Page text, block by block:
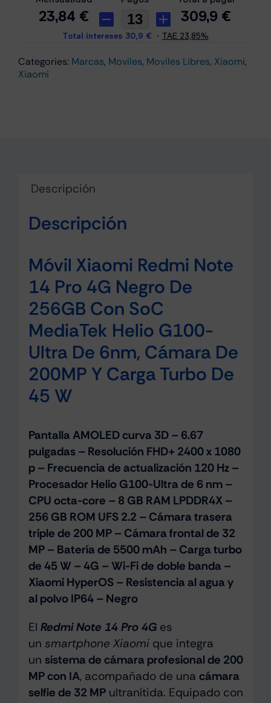
Negro
cantidad
Categories: Marcas, Moviles, Moviles Libres, Xiaomi,
Xiaomi
Descripción
Descripción
Móvil Xiaomi Redmi Note
14 Pro 4G Negro De
256GB Con SoC
MediaTek Helio G100-
Ultra De 6nm, Cámara De
200MP Y Carga Turbo De
45 W
Pantalla AMOLED curva 3D – 6.67
pulgadas – Resolución FHD+ 2400 x 1080
p – Frecuencia de actualización 120 Hz –
Procesador Helio G100-Ultra de 6 nm –
CPU octa-core – 8 GB RAM LPDDR4X –
256 GB ROM UFS 2.2 – Cámara trasera
triple de 200 MP – Cámara frontal de 32
MP – Batería de 5500 mAh – Carga turbo
de 45 W – 4G – Wi-Fi de doble banda –
Xiaomi HyperOS – Resistencia al agua y
al polvo IP64 – Negro
El Redmi Note 14 Pro 4Ges
un smartphone Xiaomique integra
un sistema de cámara profesional de 200
MP con IA, acompañado de una cámara
selfie de 32 MPultranítida. Equipado con